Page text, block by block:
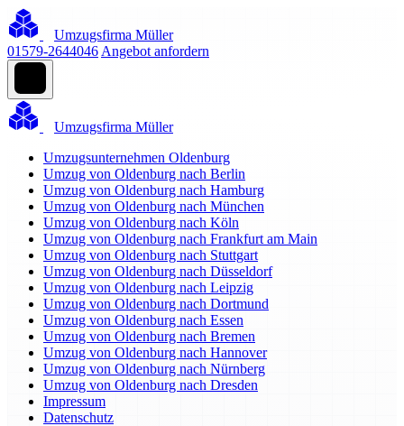
Umzugsfirma Müller
01579-2644046 Angebot anfordern
Umzugsfirma Müller
Umzugsunternehmen Oldenburg
Umzug von Oldenburg nach Berlin
Umzug von Oldenburg nach Hamburg
Umzug von Oldenburg nach München
Umzug von Oldenburg nach Köln
Umzug von Oldenburg nach Frankfurt am Main
Umzug von Oldenburg nach Stuttgart
Umzug von Oldenburg nach Düsseldorf
Umzug von Oldenburg nach Leipzig
Umzug von Oldenburg nach Dortmund
Umzug von Oldenburg nach Essen
Umzug von Oldenburg nach Bremen
Umzug von Oldenburg nach Hannover
Umzug von Oldenburg nach Nürnberg
Umzug von Oldenburg nach Dresden
Impressum
Datenschutz